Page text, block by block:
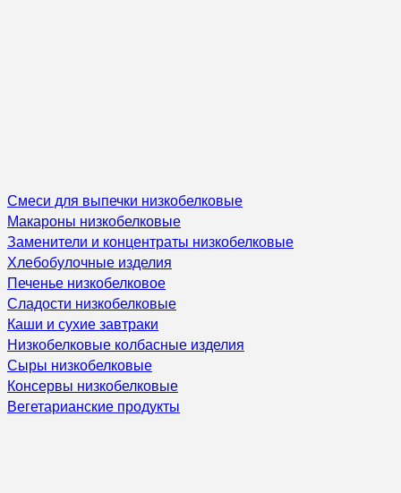
Смеси для выпечки низкобелковые
Макароны низкобелковые
Заменители и концентраты низкобелковые
Хлебобулочные изделия
Печенье низкобелковое
Сладости низкобелковые
Каши и сухие завтраки
Низкобелковые колбасные изделия
Сыры низкобелковые
Консервы низкобелковые
Вегетарианские продукты